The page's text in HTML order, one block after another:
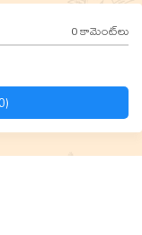
0 కామెంట్‌లు